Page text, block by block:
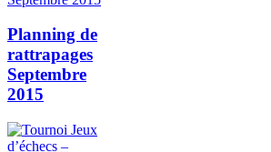
Planning de
rattrapages
Septembre
2015